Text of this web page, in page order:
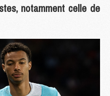
notamment celle de